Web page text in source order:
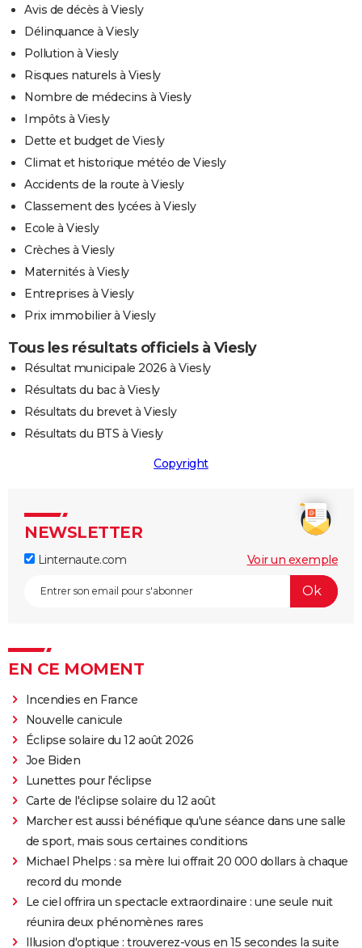
Avis de décès à Viesly
Délinquance à Viesly
Pollution à Viesly
Risques naturels à Viesly
Nombre de médecins à Viesly
Impôts à Viesly
Dette et budget de Viesly
Climat et historique météo de Viesly
Accidents de la route à Viesly
Classement des lycées à Viesly
Ecole à Viesly
Crèches à Viesly
Maternités à Viesly
Entreprises à Viesly
Prix immobilier à Viesly
Tous les résultats officiels à Viesly
Résultat municipale 2026 à Viesly
Résultats du bac à Viesly
Résultats du brevet à Viesly
Résultats du BTS à Viesly
Copyright
NEWSLETTER
Linternaute.com Voir un exemple
EN CE MOMENT
Incendies en France
Nouvelle canicule
Éclipse solaire du 12 août 2026
Joe Biden
Lunettes pour l'éclipse
Carte de l'éclipse solaire du 12 août
Marcher est aussi bénéfique qu'une séance dans une salle
de sport, mais sous certaines conditions
Michael Phelps : sa mère lui offrait 20 000 dollars à chaque
record du monde
Le ciel offrira un spectacle extraordinaire : une seule nuit
réunira deux phénomènes rares
Illusion d'optique : trouverez-vous en 15 secondes la suite